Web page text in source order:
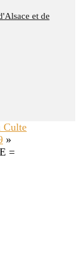
et de
Culte
»
=